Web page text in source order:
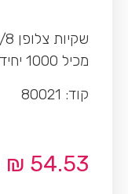
מכיל 1000 יחידות בחבילה
קוד: 80021
₪ 54.53